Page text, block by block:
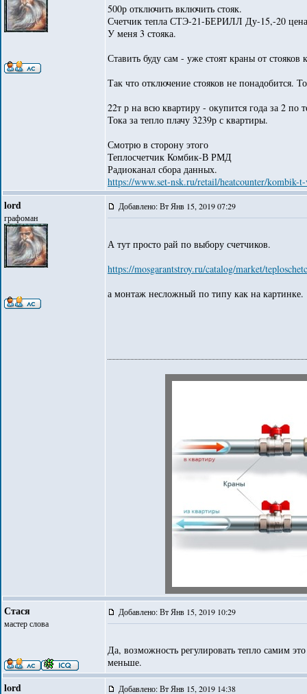
500р отключить включить стояк.
Счетчик тепла СТЭ-21-БЕРИЛЛ Ду-15,-20 цена
У меня 3 стояка.
Ставить буду сам - уже стоят краны от
Так что отключение стояков не понадобится.
22т р на всю квартиру - окупится года за 2 по
Тока за тепло плачу 3239р с квартиры.
Смотрю в сторону этого
Теплосчетчик Комбик-В РМД
Радиоканал сбора данных.
https://www.set-nsk.ru/retail/heatcounter/kombik-
lord
графоман
Добавлено: Вт Янв 15, 2019 07:29
А тут просто рай по выбору счетчиков.
https://mosgarantstroy.ru/catalog/market/
а монтаж несложный по типу как на картинке.
Стася
мастер слова
Добавлено: Вт Янв 15, 2019 10:29
Да, возможность регулировать тепло самим
меньше.
lord Добавлено: Вт Янв 15, 2019 14:38